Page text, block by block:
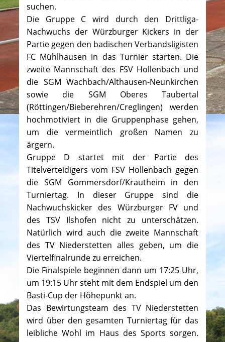
suchen.
Die Gruppe C wird durch den Drittliga-
Nachwuchs der Würzburger Kickers in der
Partie gegen den badischen Verbandsligisten
FC Mühlhausen in das Turnier starten. Die
zweite Mannschaft des FSV Hollenbach und
die SGM Wachbach/Althausen-Neunkirchen
sowie die SGM Oberes Taubertal
(Röttingen/Bieberehren/Creglingen) werden
hochmotiviert in die Gruppenphase gehen,
um die vermeintlich großen Namen zu
ärgern.
Gruppe D startet mit der Partie des
Titelverteidigers vom FSV Hollenbach gegen
die SGM Gommersdorf/Krautheim in den
Turniertag. In dieser Gruppe sind die
Nachwuchskicker des Würzburger FV und
des TSV Ilshofen nicht zu unterschätzen.
Natürlich wird auch die zweite Mannschaft
des TV Niederstetten alles geben, um die
Viertelfinalrunde zu erreichen.
Die Finalspiele beginnen dann um 17:25 Uhr,
um 19:15 Uhr steht mit dem Endspiel um den
Basti-Cup der Höhepunkt an.
Das Bewirtungsteam des TV Niederstetten
wird über den gesamten Turniertag für das
leibliche Wohl im Haus des Sports sorgen.